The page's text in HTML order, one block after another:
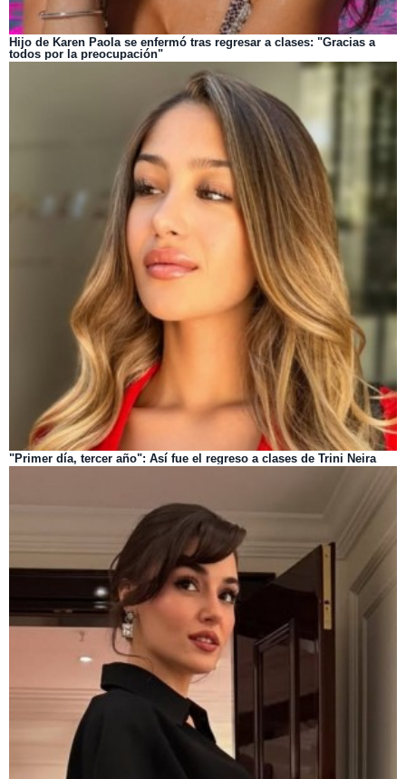
Hijo de Karen Paola se enfermó tras regresar a clases: "Gracias a
todos por la preocupación"
"Primer día, tercer año": Así fue el regreso a clases de Trini Neira